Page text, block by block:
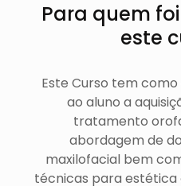
Para quem
este
Este Curso tem
ao aluno a
tratamento
abordagem de
maxilofacial bem
técnicas para